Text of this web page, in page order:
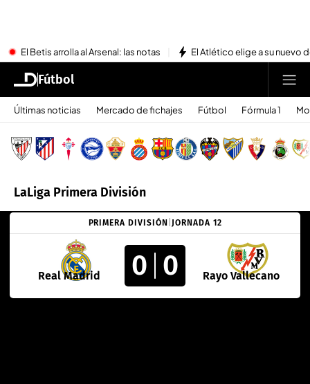
El Betis arrolla al Arsenal: las notas El Atlético elige a su nuevo
Fútbol
Últimas noticias Mercado de fichajes Fútbol Fórmula 1
LaLiga Primera División
PRIMERA DIVISIÓN JORNADA 12
Real Madrid 0 0 Rayo Vallecano